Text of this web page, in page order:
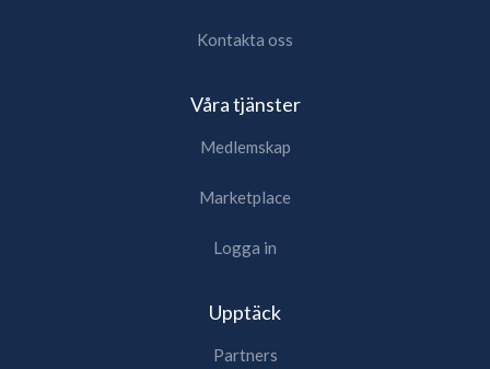
Kontakta oss
Våra tjänster
Medlemskap
Marketplace
Logga in
Upptäck
Partners